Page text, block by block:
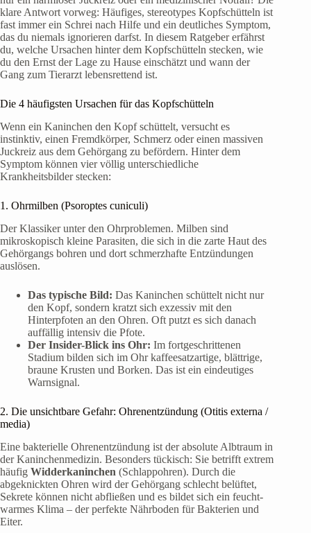
klare Antwort vorweg: Häufiges, stereotypes Kopfschütteln ist
fast immer ein Schrei nach Hilfe und ein deutliches Symptom,
das du niemals ignorieren darfst. In diesem Ratgeber erfährst
du, welche Ursachen hinter dem Kopfschütteln stecken, wie
du den Ernst der Lage zu Hause einschätzt und wann der
Gang zum Tierarzt lebensrettend ist.
Die 4 häufigsten Ursachen für das Kopfschütteln
Wenn ein Kaninchen den Kopf schüttelt, versucht es
instinktiv, einen Fremdkörper, Schmerz oder einen massiven
Juckreiz aus dem Gehörgang zu befördern. Hinter dem
Symptom können vier völlig unterschiedliche
Krankheitsbilder stecken:
1. Ohrmilben (Psoroptes cuniculi)
Der Klassiker unter den Ohrproblemen. Milben sind
mikroskopisch kleine Parasiten, die sich in die zarte Haut des
Gehörgangs bohren und dort schmerzhafte Entzündungen
auslösen.
Das typische Bild: Das Kaninchen schüttelt nicht nur
den Kopf, sondern kratzt sich exzessiv mit den
Hinterpfoten an den Ohren. Oft putzt es sich danach
auffällig intensiv die Pfote.
Der Insider-Blick ins Ohr: Im fortgeschrittenen
Stadium bilden sich im Ohr kaffeesatzartige, blättrige,
braune Krusten und Borken. Das ist ein eindeutiges
Warnsignal.
2. Die unsichtbare Gefahr: Ohrenentzündung (Otitis externa /
media)
Eine bakterielle Ohrenentzündung ist der absolute Albtraum in
der Kaninchenmedizin. Besonders tückisch: Sie betrifft extrem
häufig Widderkaninchen (Schlappohren). Durch die
abgeknickten Ohren wird der Gehörgang schlecht belüftet,
Sekrete können nicht abfließen und es bildet sich ein feucht-
warmes Klima – der perfekte Nährboden für Bakterien und
Eiter.